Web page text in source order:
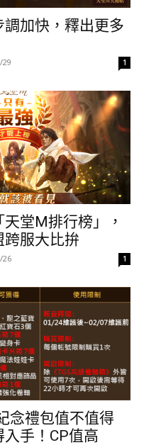
加快，釋出更多
29 1
堂M排行榜」，
跨服大比拚
26 1
念禮包值不值得
手！CP值高